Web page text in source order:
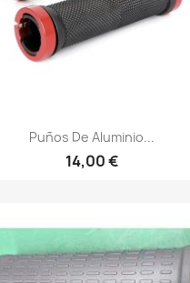
Vista rápida
Puños De Aluminio...
14,00 €